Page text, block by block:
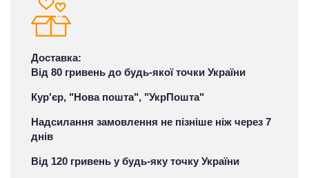
Доставка:
Від 80 гривень до будь-якої точки України
Кур'єр, "Нова пошта", "УкрПошта"
Надсилання замовлення не пізніше ніж через 7
днів
Від 120 гривень у будь-яку точку України